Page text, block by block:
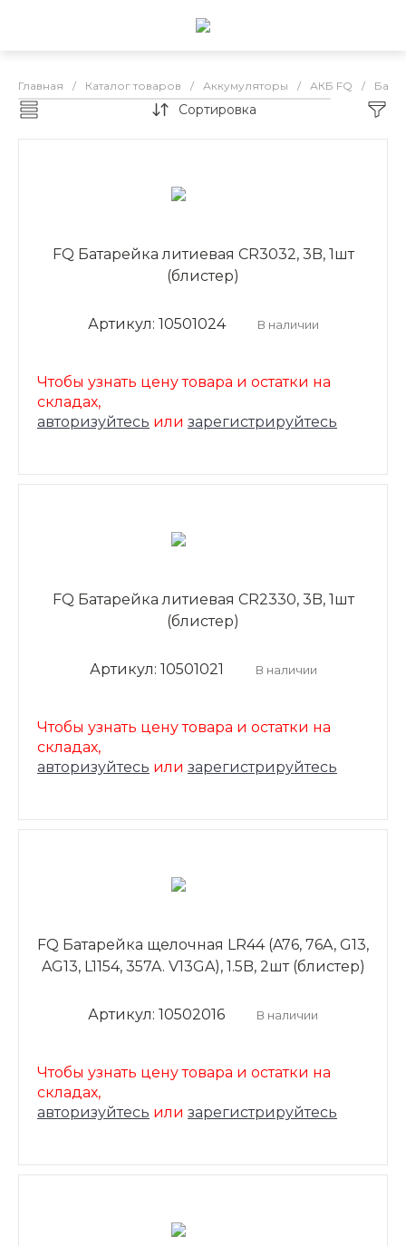
Главная / Каталог товаров / Аккумуляторы / АКБ FQ /
Батарейки FQ
Сортировка
FQ Батарейка литиевая CR3032, 3B, 1шт
(блистер)
Артикул: 10501024 В наличии
Чтобы узнать цену товара и остатки на
складах,
авторизуйтесь или зарегистрируйтесь
FQ Батарейка литиевая CR2330, 3B, 1шт
(блистер)
Артикул: 10501021 В наличии
Чтобы узнать цену товара и остатки на
складах,
авторизуйтесь или зарегистрируйтесь
FQ Батарейка щелочная LR44 (A76, 76A, G13,
AG13, L1154, 357A. V13GA), 1.5B, 2шт (блистер)
Артикул: 10502016 В наличии
Чтобы узнать цену товара и остатки на
складах,
авторизуйтесь или зарегистрируйтесь